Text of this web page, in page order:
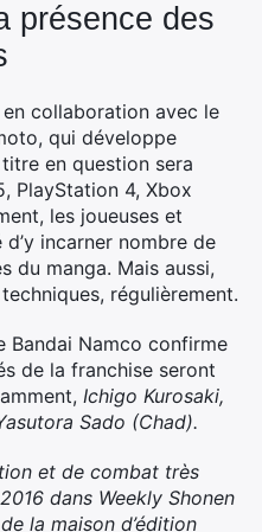
présence des
collaboration avec le
qui développe
en question sera
PlayStation 4, Xbox
les joueuses et
incarner nombre de
du manga. Mais aussi,
régulièrement.
Bandai Namco confirme
de la franchise seront
Ichigo Kurosaki,
Sado (Chad).
et de combat très
dans Weekly Shonen
la maison d’édition